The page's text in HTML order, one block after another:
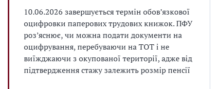
10.06.2026 завершується термін обов’язкової
оцифровки паперових трудових книжок. ПФУ
роз’яснює, чи можна подати документи на
оцифрування, перебуваючи на ТОТ і не
виїжджаючи з окупованої території, адже від
підтвердження стажу залежить розмір пенсії